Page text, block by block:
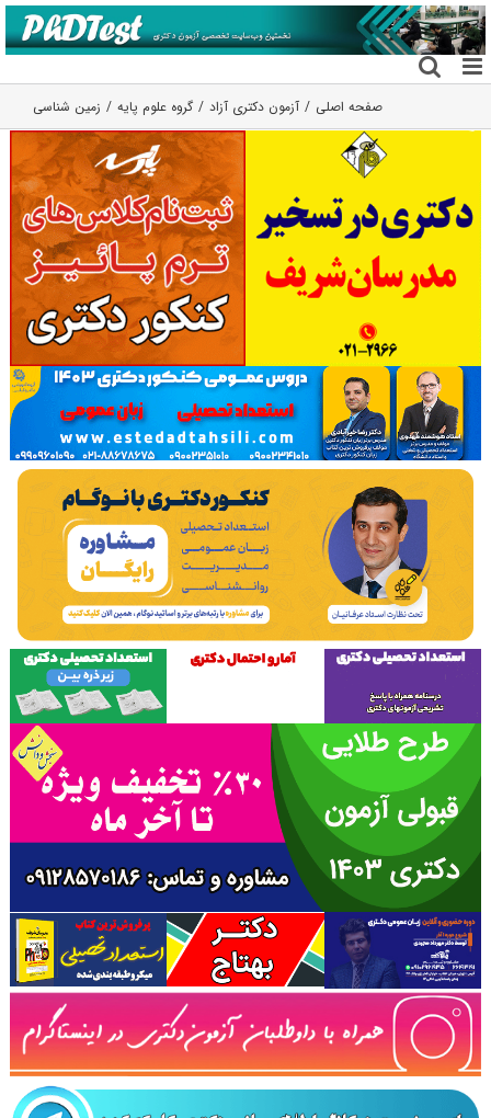
رفتن
به
محتوا
صفحه اصلی آزمون دکتری آزاد گروه علوم پایه زمین شناسی